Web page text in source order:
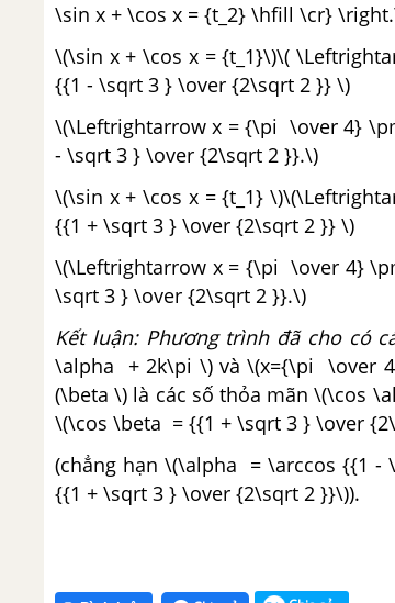
\sin x + \cos x = {t_2} \hfill \cr}
\(\sin x + \cos x = {t_1}\)\(
{{1 - \sqrt 3 } \over {2\sqrt 2 }} \)
\(\Leftrightarrow x = {\pi \over 4}
- \sqrt 3 } \over {2\sqrt 2 }}.\)
\(\sin x + \cos x = {t_1}
{{1 + \sqrt 3 } \over {2\sqrt 2 }} \)
\(\Leftrightarrow x = {\pi \over 4}
\sqrt 3 } \over {2\sqrt 2 }}.\)
Kết luận: Phương trình đã cho có
\alpha + 2k\pi \) và \(x={\pi \over
(\beta \) là các số thỏa mãn \(\cos
\(\cos \beta = {{1 + \sqrt 3 } \over
(chẳng hạn \(\alpha = \arccos {{1
{{1 + \sqrt 3 } \over {2\sqrt 2 }}\)).